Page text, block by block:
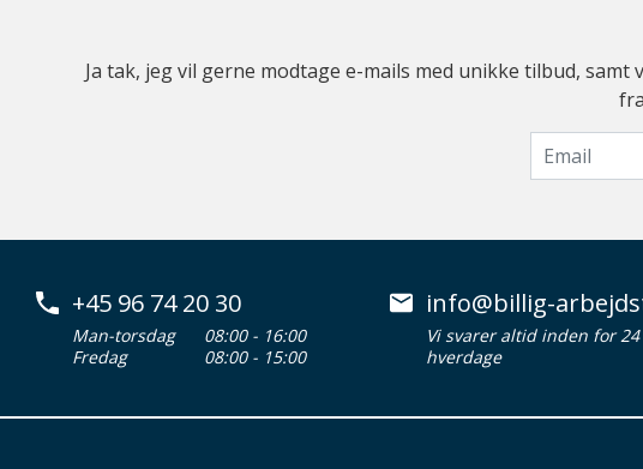
Ja tak, jeg vil gerne modtage e-mails med unikke tilbud,
+45 96 74 20 30
Man-torsdag
08:00 - 16:00
Fredag
08:00 - 15:00
info@billig-
Vi svarer altid inden for
hverdage